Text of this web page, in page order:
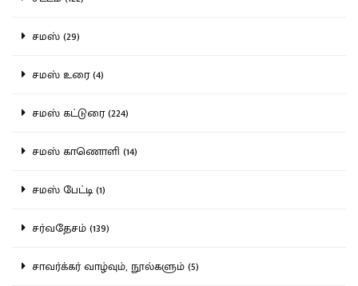
சமஸ் (29)
சமஸ் உரை (4)
சமஸ் கட்டுரை (224)
சமஸ் காணொளி (14)
சமஸ் பேட்டி (1)
சர்வதேசம் (139)
சாவர்க்கர் வாழ்வும், நூல்களும் (5)